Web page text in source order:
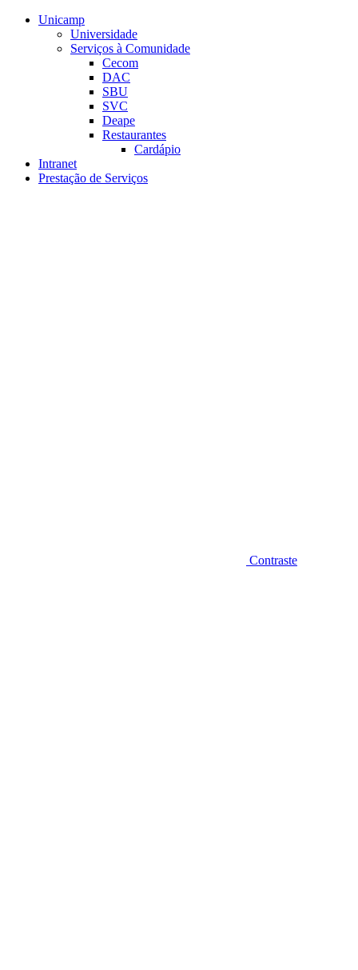
Conteúdo principal
Unicamp
Universidade
Serviços à Comunidade
Cecom
DAC
SBU
SVC
Deape
Restaurantes
Cardápio
Intranet
Prestação de Serviços
Contraste